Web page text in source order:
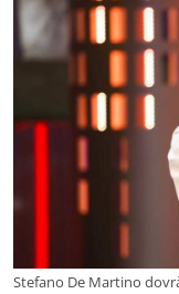
Stefano De Martino